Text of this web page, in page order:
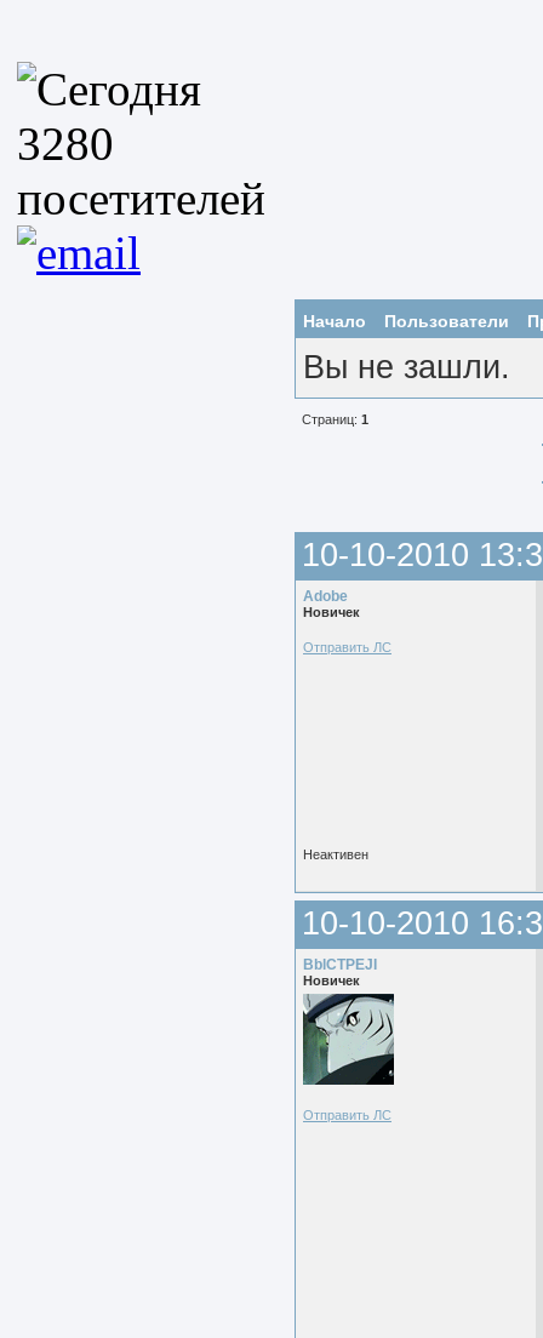
Начало Пользователи
Вы не зашли.
Страниц: 1
10-10-2010
Adobe
Новичек
Отправить ЛС
Неактивен
10-10-2010
BblCTPEJI
Новичек
Отправить ЛС